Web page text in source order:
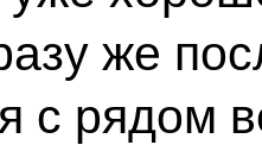
же
с рядом